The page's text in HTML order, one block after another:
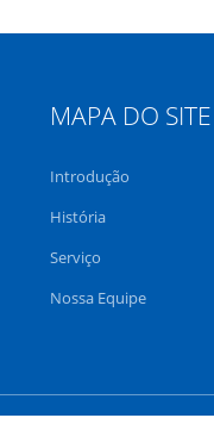
MAPA DO SITE
Introdução
História
Serviço
Nossa Equipe